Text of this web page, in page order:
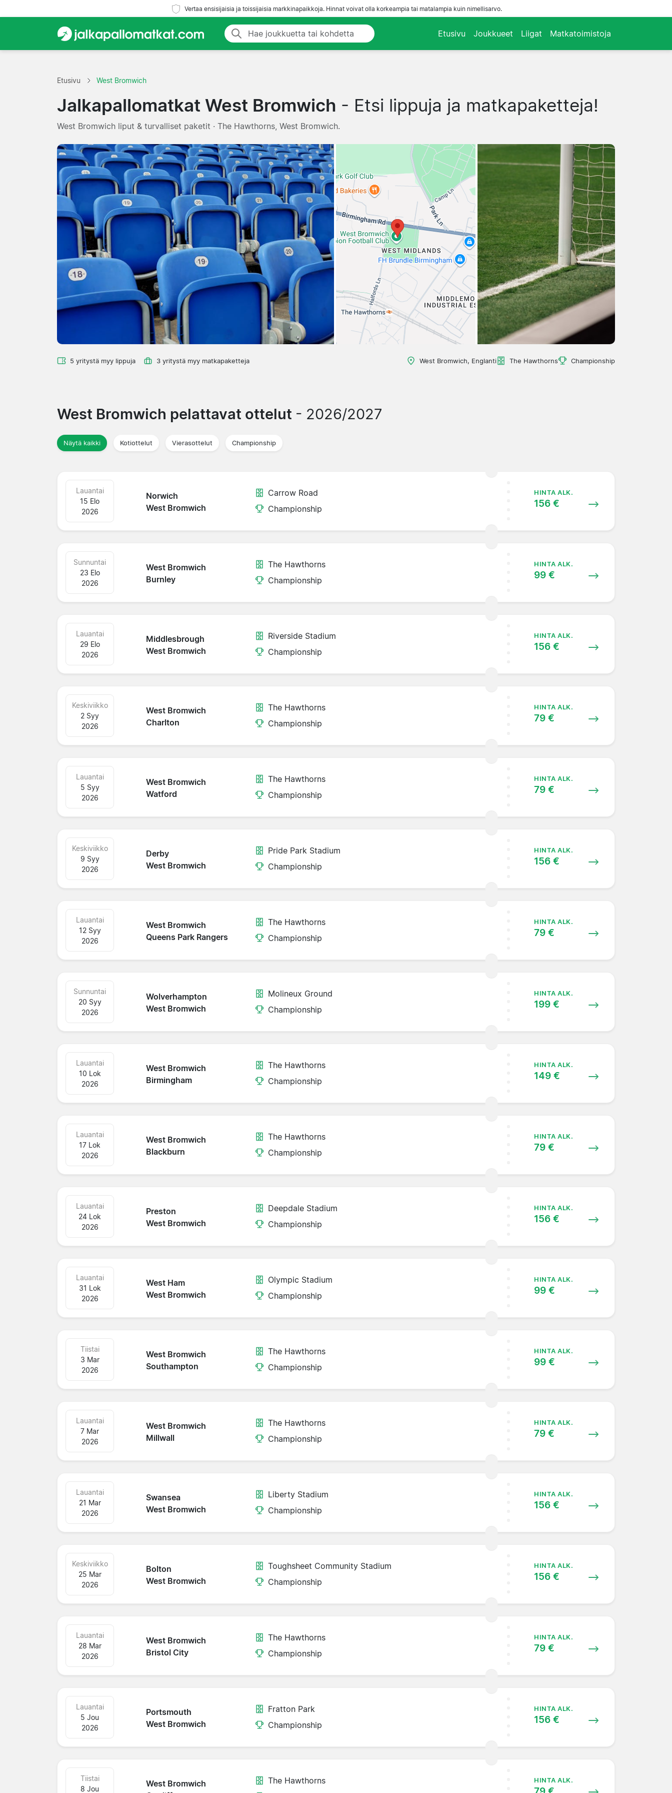
Vertaa ensisijaisia ja toissijaisia markkinapaikkoja. Hinnat voivat olla korkeampia tai matalampia kuin nimellisarvo.
Etusivu Joukkueet Liigat Matkatoimistoja
Etusivu West Bromwich
Jalkapallomatkat West Bromwich - Etsi lippuja ja matkapaketteja!
West Bromwich liput & turvalliset paketit · The Hawthorns, West Bromwich.
5 yritystä myy lippuja 3 yritystä myy matkapaketteja West Bromwich, Englanti The Hawthorns Championship
West Bromwich pelattavat ottelut - 2026/2027
Näytä kaikki Kotiottelut Vierasottelut Championship
Norwich
West Bromwich
Lauantai
15 Elo
2026
Carrow Road
Championship
HINTA ALK.
156 €
West Bromwich
Burnley
Sunnuntai
23 Elo
2026
The Hawthorns
Championship
HINTA ALK.
99 €
Middlesbrough
West Bromwich
Lauantai
29 Elo
2026
Riverside Stadium
Championship
HINTA ALK.
156 €
West Bromwich
Charlton
Keskiviikko
2 Syy
2026
The Hawthorns
Championship
HINTA ALK.
79 €
West Bromwich
Watford
Lauantai
5 Syy
2026
The Hawthorns
Championship
HINTA ALK.
79 €
Derby
West Bromwich
Keskiviikko
9 Syy
2026
Pride Park Stadium
Championship
HINTA ALK.
156 €
West Bromwich
Queens Park Rangers
Lauantai
12 Syy
2026
The Hawthorns
Championship
HINTA ALK.
79 €
Wolverhampton
West Bromwich
Sunnuntai
20 Syy
2026
Molineux Ground
Championship
HINTA ALK.
199 €
West Bromwich
Birmingham
Lauantai
10 Lok
2026
The Hawthorns
Championship
HINTA ALK.
149 €
West Bromwich
Blackburn
Lauantai
17 Lok
2026
The Hawthorns
Championship
HINTA ALK.
79 €
Preston
West Bromwich
Lauantai
24 Lok
2026
Deepdale Stadium
Championship
HINTA ALK.
156 €
West Ham
West Bromwich
Lauantai
31 Lok
2026
Olympic Stadium
Championship
HINTA ALK.
99 €
West Bromwich
Southampton
Tiistai
3 Mar
2026
The Hawthorns
Championship
HINTA ALK.
99 €
West Bromwich
Millwall
Lauantai
7 Mar
2026
The Hawthorns
Championship
HINTA ALK.
79 €
Swansea
West Bromwich
Lauantai
21 Mar
2026
Liberty Stadium
Championship
HINTA ALK.
156 €
Bolton
West Bromwich
Keskiviikko
25 Mar
2026
Toughsheet Community Stadium
Championship
HINTA ALK.
156 €
West Bromwich
Bristol City
Lauantai
28 Mar
2026
The Hawthorns
Championship
HINTA ALK.
79 €
Portsmouth
West Bromwich
Lauantai
5 Jou
2026
Fratton Park
Championship
HINTA ALK.
156 €
West Bromwich
Tiistai
8 Jou
The Hawthorns
HINTA ALK.